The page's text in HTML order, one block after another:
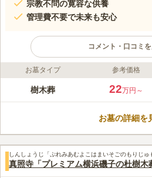
宗教不問の寛容な供養
管理費不要で未来も安心
コメント・口コミ
ライフドット編集部のコメント
戦国時代から500年の歴史を持つ
わたり大切な仏様を供養でき、
口コミ評価
この霊園はまだ誰からも評価されていませ
お墓タイプ 参考価格
樹木葬 22万円～
お墓の詳細を
しんしょうじ「ぷれみあむよこはまいそごのもりじゅ
真照寺「プレミアム横浜磯子の杜樹木